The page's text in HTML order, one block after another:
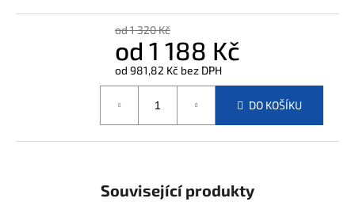
od 1 320 Kč
od 1 188 Kč
od 981,82 Kč bez DPH
Měrná
DO KOŠÍKU
Související produkty